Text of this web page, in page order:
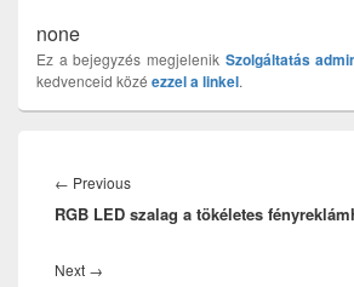
none
Ez a bejegyzés megjelenik Szolgáltatás
kedvenceid közé ezzel a linkel.
navigáció
← PreviousPrevious
post:
RGB LED szalag a tökéletes
Next →